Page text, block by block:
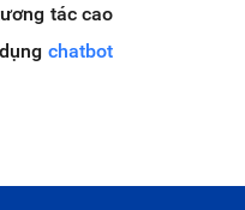
tác cao
chatbot